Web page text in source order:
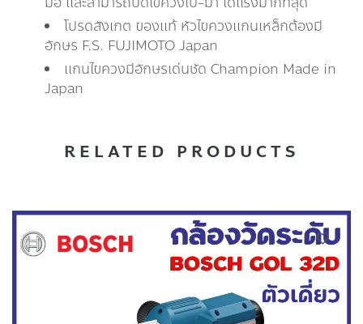
โปรดสังเกต ของแท้ หัวไขควงแกนเหล็กต้องมี
อักษร F.S. FUJIMOTO Japan
แกนไขควงมีอักษรเด่นชัด Champion Made in
Japan
RELATED PRODUCTS